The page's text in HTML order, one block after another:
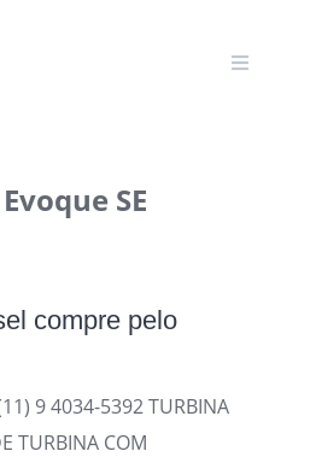
SE
compre pelo
9 4034-5392 TURBINA
TURBINA COM